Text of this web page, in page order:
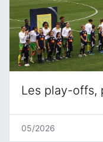
Les play-offs,
05/2026